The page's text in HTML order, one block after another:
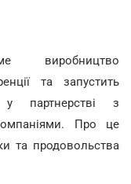
виробництво
та запустить
у партнерстві з
Про це
та продовольства